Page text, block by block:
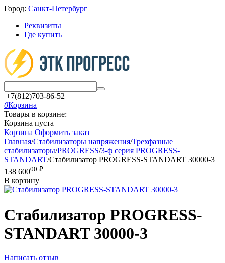
Город: Санкт-Петербург
Реквизиты
Где купить
+7(812)703-86-52
0Корзина
Товары в корзине:
Корзина пуста
Корзина Оформить заказ
Главная/Стабилизаторы напряжения/Трехфазные
стабилизаторы/PROGRESS/3-ф серия PROGRESS-
STANDART/Стабилизатор PROGRESS-STANDART 30000-3
138 60000 ₽
В корзину
Стабилизатор PROGRESS-
STANDART 30000-3
Написать отзыв